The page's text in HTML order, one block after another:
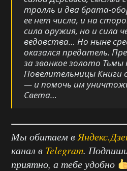
тролль и два брата-
ее нет числа, и на
сила оружия, но и сила
ведовства… Но ныне
оказался предатель.
за звонкое золото Тьмы
Повелительницы Книги
— и помочь им
Света…
Мы обитаем в
канал в Telegram.
приятно, а тебе удобно